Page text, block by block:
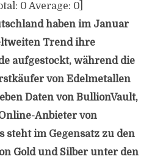
0 Average: 0]
haben im Januar
Trend ihre
aufgestockt, während die
von Edelmetallen
Daten von BullionVault,
Anbieter von
steht im Gegensatz zu den
Gold und Silber unter den